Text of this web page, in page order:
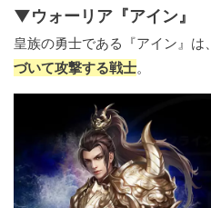
▼ウォーリア『アイン』
皇族の勇士である『アイン』は、
づいて攻撃する戦士。